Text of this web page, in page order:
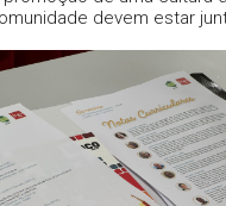
devem estar